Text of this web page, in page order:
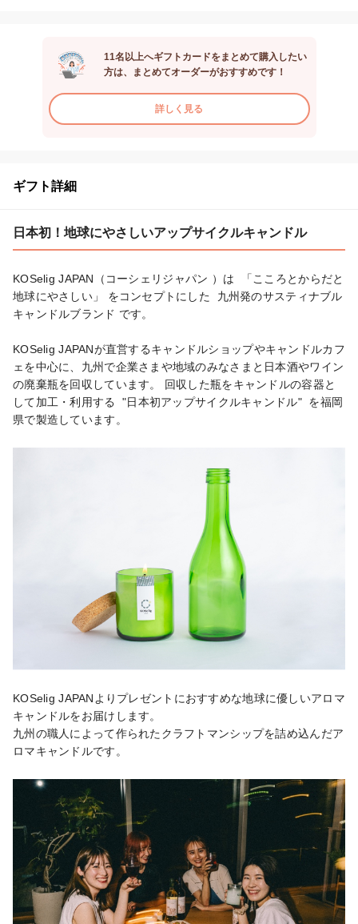
11名以上へギフトカードをまとめて購入したい
方は、まとめてオーダーがおすすめです！
詳しく見る
ギフト詳細
日本初！地球にやさしいアップサイクルキャンドル
KOSelig JAPAN（コーシェリジャパン ）は  「こころとからだと
地球にやさしい」 をコンセプトにした  九州発のサスティナブル
キャンドルブランド です。
KOSelig JAPANが直営するキャンドルショップやキャンドルカフ
ェを中心に、九州で企業さまや地域のみなさまと日本酒やワイン
の廃棄瓶を回収しています。 回収した瓶をキャンドルの容器と
して加工・利用する  "日本初アップサイクルキャンドル"  を福岡
県で製造しています。
KOSelig JAPANよりプレゼントにおすすめな地球に優しいアロマ
キャンドルをお届けします。
九州の職人によって作られたクラフトマンシップを詰め込んだア
ロマキャンドルです。